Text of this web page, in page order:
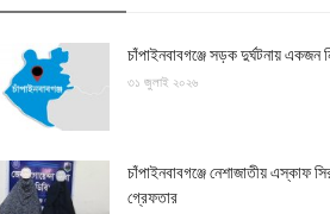
চাঁপাইনবাবগঞ্জে সড়ক দুর্ঘটনায় একজন
৩১ জুলাই ২০২৬
চাঁপাইনবাবগঞ্জে নেশাজাতীয় এস্কাফ
গ্রেফতার